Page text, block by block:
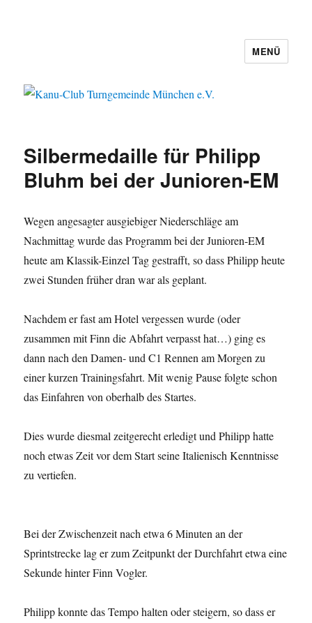
Kanu-Club Turngemeinde München
e.V.
MENÜ
Silbermedaille für Philipp
Bluhm bei der Junioren-EM
Wegen angesagter ausgiebiger Niederschläge am
Nachmittag wurde das Programm bei der Junioren-EM
heute am Klassik-Einzel Tag gestrafft, so dass Philipp heute
zwei Stunden früher dran war als geplant.
Nachdem er fast am Hotel vergessen wurde (oder
zusammen mit Finn die Abfahrt verpasst hat…) ging es
dann nach den Damen- und C1 Rennen am Morgen zu
einer kurzen Trainingsfahrt. Mit wenig Pause folgte schon
das Einfahren von oberhalb des Startes.
Dies wurde diesmal zeitgerecht erledigt und Philipp hatte
noch etwas Zeit vor dem Start seine Italienisch Kenntnisse
zu vertiefen.
Bei der Zwischenzeit nach etwa 6 Minuten an der
Sprintstrecke lag er zum Zeitpunkt der Durchfahrt etwa eine
Sekunde hinter Finn Vogler.
Philipp konnte das Tempo halten oder steigern, so dass er